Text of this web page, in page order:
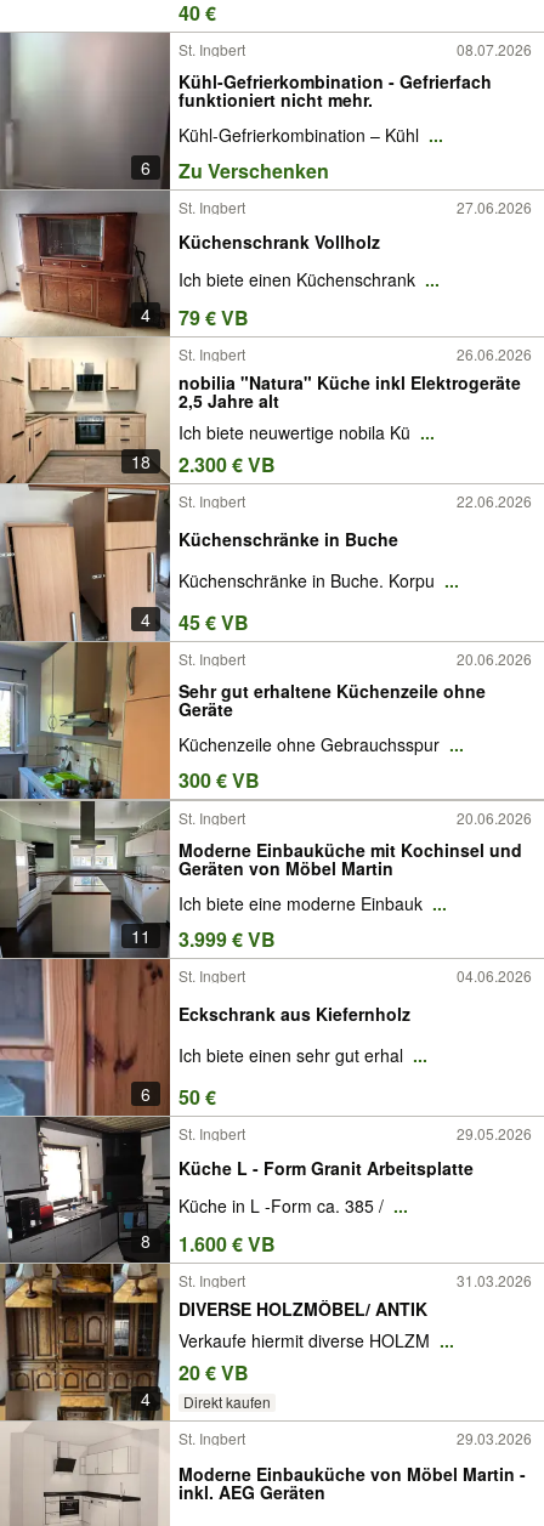
40 €
6
St. Ingbert 08.07.2026
Kühl-Gefrierkombination - Gefrierfach
funktioniert nicht mehr.
Kühl-Gefrierkombination – Kühl ...
Zu Verschenken
4
St. Ingbert 27.06.2026
Küchenschrank Vollholz
Ich biete einen Küchenschrank ...
79 € VB
18
St. Ingbert 26.06.2026
nobilia "Natura" Küche inkl Elektrogeräte
2,5 Jahre alt
Ich biete neuwertige nobila Kü ...
2.300 € VB
4
St. Ingbert 22.06.2026
Küchenschränke in Buche
Küchenschränke in Buche. Korpu ...
45 € VB
St. Ingbert 20.06.2026
Sehr gut erhaltene Küchenzeile ohne
Geräte
Küchenzeile ohne Gebrauchsspur ...
300 € VB
11
St. Ingbert 20.06.2026
Moderne Einbauküche mit Kochinsel und
Geräten von Möbel Martin
Ich biete eine moderne Einbauk ...
3.999 € VB
6
St. Ingbert 04.06.2026
Eckschrank aus Kiefernholz
Ich biete einen sehr gut erhal ...
50 €
8
St. Ingbert 29.05.2026
Küche L - Form Granit Arbeitsplatte
Küche in L -Form ca. 385 / ...
1.600 € VB
4
St. Ingbert 31.03.2026
DIVERSE HOLZMÖBEL/ ANTIK
Verkaufe hiermit diverse HOLZM ...
20 € VB
Direkt kaufen
St. Ingbert
29.03.2026
Moderne Einbauküche von Möbel Martin -
inkl. AEG Geräten